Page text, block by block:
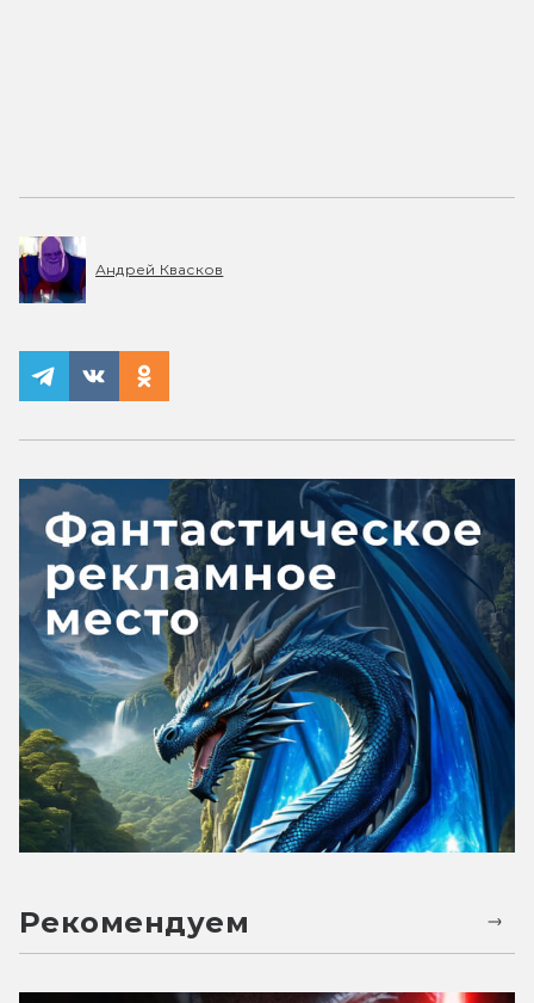
Андрей Квасков
Рекомендуем